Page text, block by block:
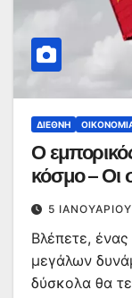
ΔΙΕΘΝΉ
Ο
κόσμο – Οι
5
Βλέπετε,
μεγάλων
δύσκολα θα